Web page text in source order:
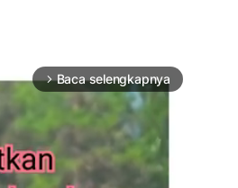
arrow_forward_ios Baca selengkapnya